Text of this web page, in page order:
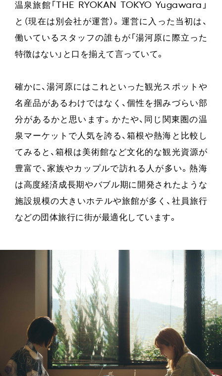
温泉旅館「THE RYOKAN TOKYO Yugawara」
と（現在は別会社が運営）。運営に入った当初は、
働いているスタッフの誰もが「湯河原に際立った
特徴はない」と口を揃えて言っていて。
確かに、湯河原にはこれといった観光スポットや
名産品があるわけではなく、個性を掴みづらい部
分があるかと思います。かたや、同じ関東圏の温
泉マーケットで人気を誇る、箱根や熱海と比較し
てみると、箱根は美術館など文化的な観光資源が
豊富で、家族やカップルで訪れる人が多い。熱海
は高度経済成長期やバブル期に開発されたような
施設規模の大きいホテルや旅館が多く、社員旅行
などの団体旅行に街が最適化しています。